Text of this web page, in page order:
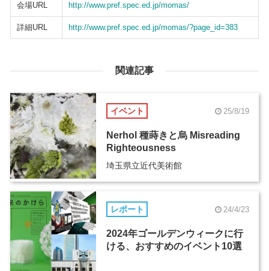
会場URL http://www.pref.spec.ed.jp/momas/
詳細URL http://www.pref.spec.ed.jp/momas/?page_id=383
関連記事
イベント 25/8/19
Nerhol 種蒔きと烏 Misreading
Righteousness
埼玉県立近代美術館
レポート 24/4/23
2024年ゴールデンウィークに行
ける、おすすめのイベント10選